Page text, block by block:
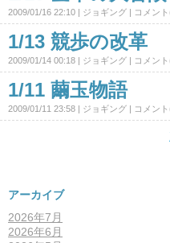
2009/01/16 22:10 ジョギング コメン
1/13 競歩の改革
2009/01/14 00:18 ジョギング コメン
1/11 繭玉物語
2009/01/11 23:58 ジョギング コメン
アーカイブ
2026年7月
2026年6月